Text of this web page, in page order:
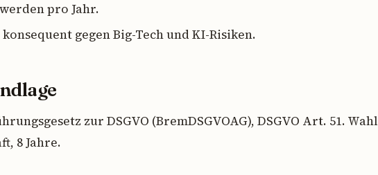
pro Jahr.
gegen Big-Tech und KI-Risiken.
zur DSGVO (BremDSGVOAG), DSGVO Art. 51. Wahl
8 Jahre.